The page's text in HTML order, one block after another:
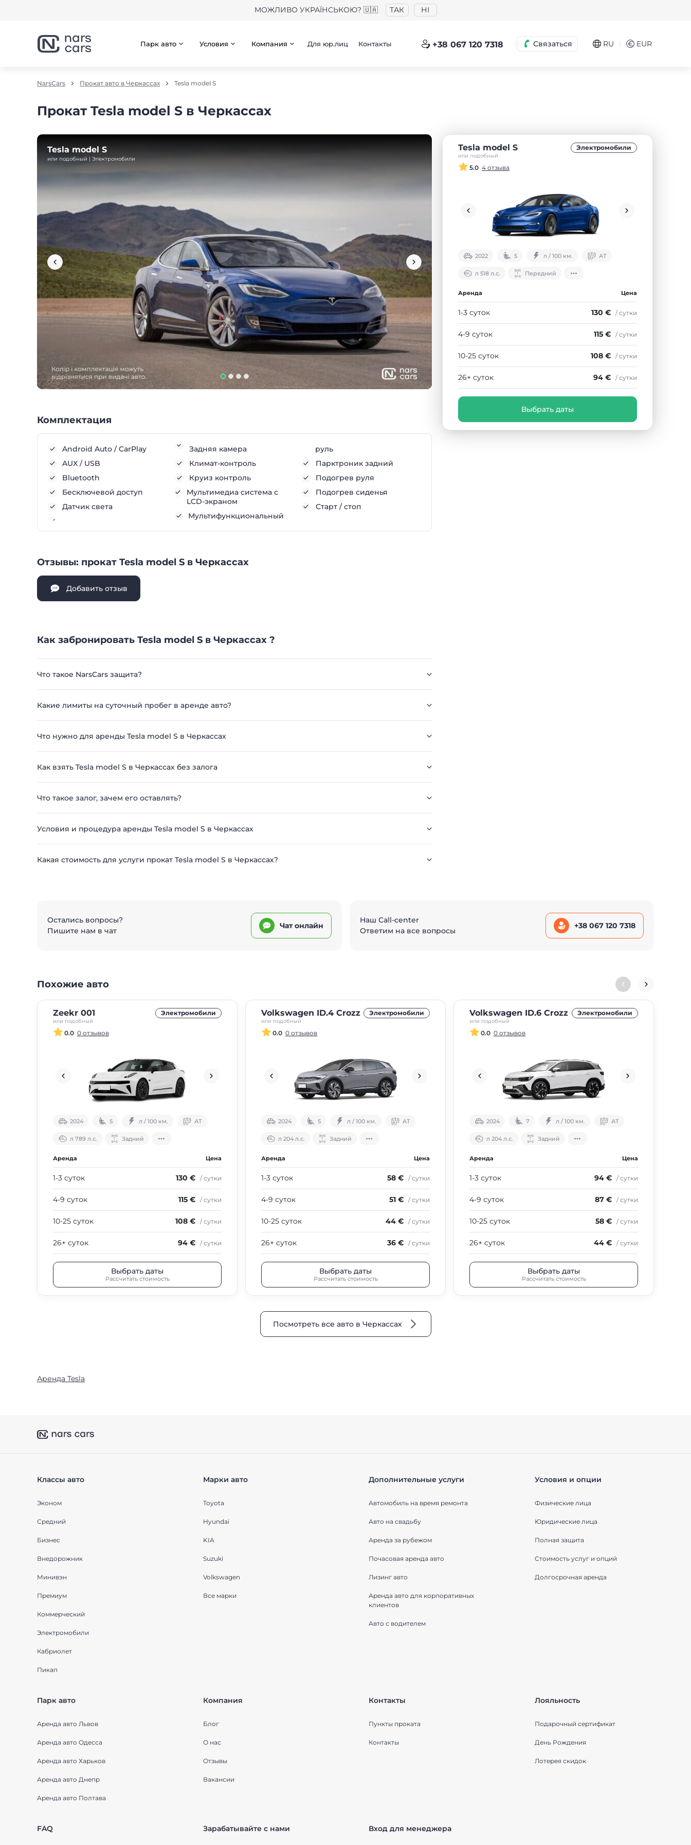
МОЖЛИВО УКРАЇНСЬКОЮ? 🇺🇦 ТАК НІ
Парк авто Условия Компания Для юр.лиц Контакты +38 067 120 7318 Связаться RU € EUR
NarsCars Прокат авто в Черкассах Tesla model S
Прокат Tesla model S в Черкассах
Tesla model S
или подобный | Электромобили
Комплектация
Android Auto / CarPlay
AUX / USB
Bluetooth
Бесключевой доступ
Датчик света
Задняя камера
Климат-контроль
Круиз контроль
Мультимедиа система с
LCD-экраном
Мультифункциональный
руль
Парктроник задний
Подогрев руля
Подогрев сиденья
Старт / стоп
Отзывы: прокат Tesla model S в Черкассах
Добавить отзыв
Как забронировать Tesla model S в Черкассах ?
Что такое NarsCars защита?
Какие лимиты на суточный пробег в аренде авто?
Что нужно для аренды Tesla model S в Черкассах
Как взять Tesla model S в Черкассах без залога
Что такое залог, зачем его оставлять?
Условия и процедура аренды Tesla model S в Черкассах
Какая стоимость для услуги прокат Tesla model S в Черкассах?
Tesla model S
или подобный
Электромобили
5.0 4 отзыва
2022 5 л / 100 км. АТ
л 518 л.с. Передний
Аренда Цена
1-3 суток 130 € / сутки
4-9 суток 115 € / сутки
10-25 суток 108 € / сутки
26+ суток 94 € / сутки
Выбрать даты
Остались вопросы?
Пишите нам в чат
Чат онлайн
Наш Call-center
Ответим на все вопросы
+38 067 120 7318
Похожие авто
Zeekr 001
или подобный
Электромобили
0.0 0 отзывов
2024 5 л / 100 км. АТ
л 789 л.с. Задний
Аренда Цена
1-3 суток 130 € / сутки
4-9 суток 115 € / сутки
10-25 суток 108 € / сутки
26+ суток 94 € / сутки
Выбрать даты
Рассчитать стоимость
Volkswagen ID.4 Crozz
или подобный
Электромобили
0.0 0 отзывов
2024 5 л / 100 км. АТ
л 204 л.с. Задний
Аренда Цена
1-3 суток 58 € / сутки
4-9 суток 51 € / сутки
10-25 суток 44 € / сутки
26+ суток 36 € / сутки
Выбрать даты
Рассчитать стоимость
Volkswagen ID.6 Crozz
или подобный
Электромобили
0.0 0 отзывов
2024 7 л / 100 км. АТ
л 204 л.с. Задний
Аренда Цена
1-3 суток 94 € / сутки
4-9 суток 87 € / сутки
10-25 суток 58 € / сутки
26+ суток 44 € / сутки
Выбрать даты
Рассчитать стоимость
Посмотреть все авто в Черкассах
Аренда Tesla
Классы авто
Эконом
Средний
Бизнес
Внедорожник
Минивэн
Премиум
Коммерческий
Электромобили
Кабриолет
Пикап
Марки авто
Toyota
Hyundai
KIA
Suzuki
Volkswagen
Все марки
Дополнительные услуги
Автомобиль на время ремонта
Авто на свадьбу
Аренда за рубежом
Почасовая аренда авто
Лизинг авто
Аренда авто для корпоративных
клиентов
Авто с водителем
Условия и опции
Физические лица
Юридические лица
Полная защита
Стоимость услуг и опций
Долгосрочная аренда
Парк авто
Аренда авто Львов
Аренда авто Одесса
Аренда авто Харьков
Аренда авто Днепр
Аренда авто Полтава
Компания
Блог
О нас
Отзывы
Вакансии
Контакты
Пункты проката
Контакты
Лояльность
Подарочный сертификат
День Рождения
Лотерея скидок
FAQ Зарабатывайте с нами Вход для менеджера